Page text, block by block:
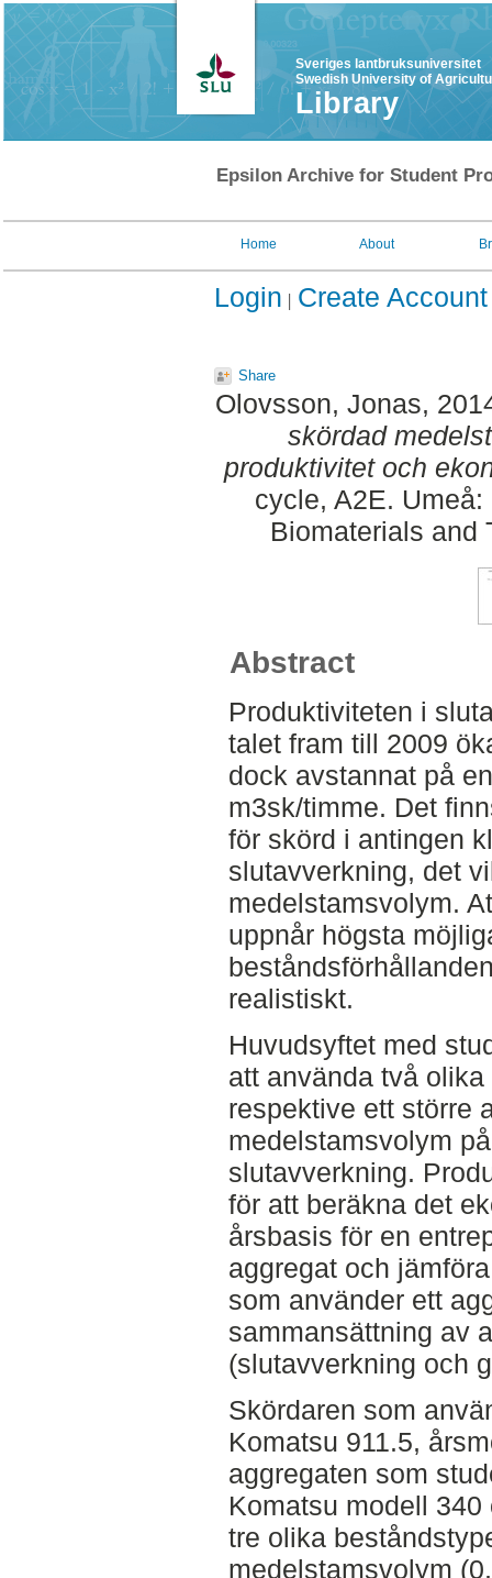
Sveriges lantbruksuniversitet
Swedish University of
Library
Epsilon Archive for Student
Home About
Login Create Account
Share
Olovsson, Jonas,
skördad
produktivitet och
cycle, A2E.
Biomaterials and
Abstract
Produktiviteten i
talet fram till 2009
dock avstannat på
m3sk/timme. Det
för skörd i antingen
slutavverkning, det
medelstamsvolym.
uppnår högsta
realistiskt.
Huvudsyftet med
att använda två
respektive ett större
medelstamsvolym
slutavverkning.
för att beräkna det
årsbasis för en
aggregat och
som använder ett
sammansättning av
(slutavverkning och
Skördaren som
Komatsu 911.5,
aggregaten som
Komatsu modell
tre olika
medelstamsvolym